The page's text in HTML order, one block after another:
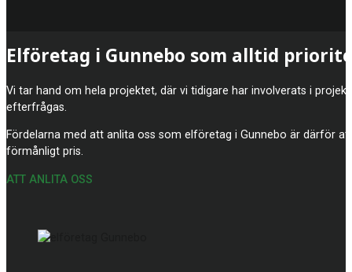
Elföretag i Gunnebo som alltid
Vi tar hand om hela projektet, där vi tidigare har involverats i
efterfrågas.
Fördelarna med att anlita oss som elföretag i Gunnebo är därför
förmånligt pris.
ATT ANLITA OSS